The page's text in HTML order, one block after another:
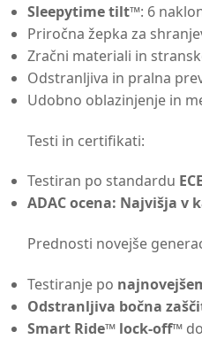
Sleepytime tilt™: 6
Priročna žepka za
Zračni materiali in
Odstranljiva in pralna
Udobno oblazinjenje in
Testi in certifikati:
Testiran po standardu
ADAC ocena: Najvišja v
Prednosti novejše
Testiranje po
Odstranljiva bočna
Smart Ride™ lock-off™